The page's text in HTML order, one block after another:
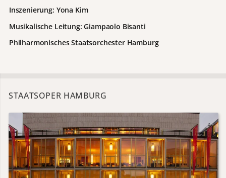
Inszenierung: Yona Kim
Musikalische Leitung:Giampaolo Bisanti
Philharmonisches Staatsorchester Hamburg
STAATSOPER HAMBURG